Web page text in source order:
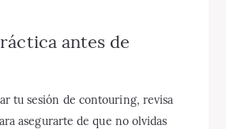
antes de
tu sesión de contouring, revisa
asegurarte de que no olvidas